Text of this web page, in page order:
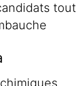
tout